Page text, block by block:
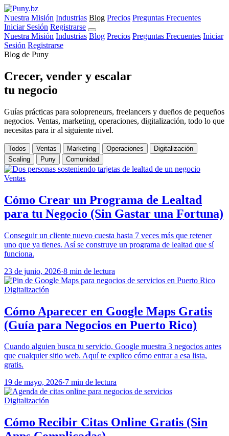
Nuestra Misión Industrias Blog Precios Preguntas Frecuentes
Iniciar Sesión Registrarse
Nuestra Misión Industrias Blog Precios Preguntas Frecuentes Iniciar
Sesión Registrarse
Blog de Puny
Crecer, vender y escalar
tu negocio
Guías prácticas para solopreneurs, freelancers y dueños de pequeños
negocios. Ventas, marketing, operaciones, digitalización, todo lo que
necesitas para ir al siguiente nivel.
Todos Ventas Marketing Operaciones
Digitalización
Scaling
Puny Comunidad
Ventas
Cómo Crear un Programa de Lealtad
para tu Negocio (Sin Gastar una Fortuna)
Conseguir un cliente nuevo cuesta hasta 7 veces más que retener
uno que ya tienes. Así se construye un programa de lealtad que sí
funciona.
23 de junio, 2026·8 min de lectura
Digitalización
Cómo Aparecer en Google Maps Gratis
(Guía para Negocios en Puerto Rico)
Cuando alguien busca tu servicio, Google muestra 3 negocios antes
que cualquier sitio web. Aquí te explico cómo entrar a esa lista,
gratis.
19 de mayo, 2026·7 min de lectura
Digitalización
Cómo Recibir Citas Online Gratis (Sin